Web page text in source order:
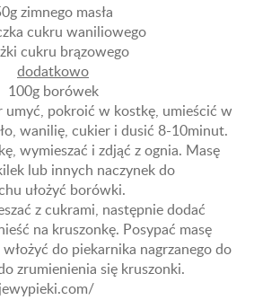
zimnego masła
cukru waniliowego
cukru brązowego
dodatkowo
100g borówek
umyć, pokroić w kostkę, umieścić w
wanilię, cukier i dusić 8-10minut.
wymieszać i zdjąć z ognia. Masę
lub innych naczynek do
ułożyć borówki.
z cukrami, następnie dodać
na kruszonkę. Posypać masę
do piekarnika nagrzanego do
zrumienienia się kruszonki.